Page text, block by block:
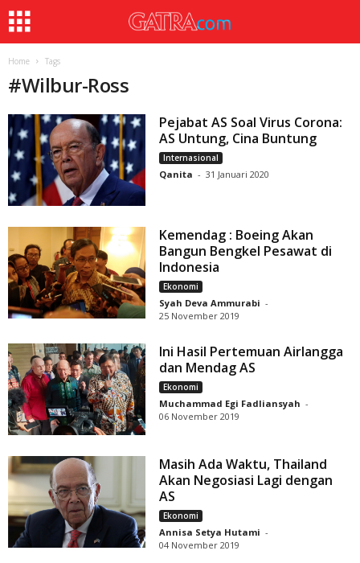
Home Tags
#Wilbur-Ross
Pejabat AS Soal Virus Corona:
AS Untung, Cina Buntung
Internasional
Qanita - 31 Januari 2020
Kemendag : Boeing Akan
Bangun Bengkel Pesawat di
Indonesia
Ekonomi
Syah Deva Ammurabi -
25 November 2019
Ini Hasil Pertemuan Airlangga
dan Mendag AS
Ekonomi
Muchammad Egi Fadliansyah -
06 November 2019
Masih Ada Waktu, Thailand
Akan Negosiasi Lagi dengan
AS
Ekonomi
Annisa Setya Hutami -
04 November 2019